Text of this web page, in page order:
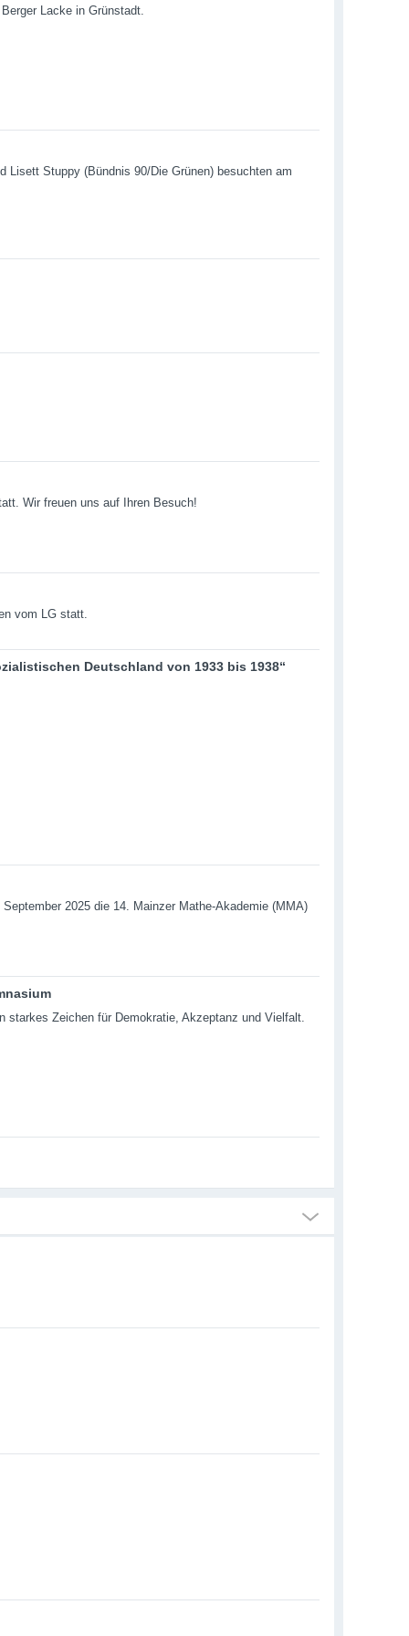
Lacke in Grünstadt.
Lisett Stuppy (Bündnis 90/Die Grünen) besuchten am
Wir freuen uns auf Ihren Besuch!
vom LG statt.
Deutschland von 1933 bis 1938“
2025 die 14. Mainzer Mathe-Akademie (MMA)
starkes Zeichen für Demokratie, Akzeptanz und Vielfalt.